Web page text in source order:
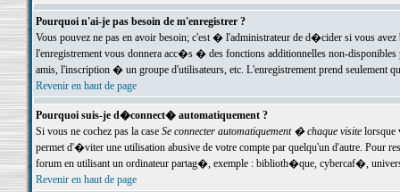
Pourquoi n'ai-je pas besoin de m'enregistrer ?
Vous pouvez ne pas en avoir besoin; c'est � l'administrateur de d�cider si vous
l'enregistrement vous donnera acc�s � des fonctions additionnelles non-
amis, l'inscription � un groupe d'utilisateurs, etc. L'enregistrement prend seulement
Revenir en haut de page
Pourquoi suis-je d�connect� automatiquement ?
Si vous ne cochez pas la case Se connecter automatiquement � chaque visitelorsque
permet d'�viter une utilisation abusive de votre compte par quelqu'un d'autre. Pour
forum en utilisant un ordinateur partag�, exemple : biblioth�que, cybercaf�,
Revenir en haut de page